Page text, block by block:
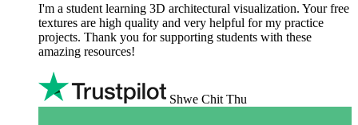
I'm a student learning 3D architectural visualization. Your free
textures are high quality and very helpful for my practice
projects. Thank you for supporting students with these
amazing resources!
Shwe Chit Thu